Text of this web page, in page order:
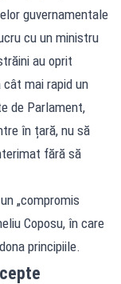
guvernamentale
cu un ministru
au oprit
mai rapid un
de Parlament,
în țară, nu să
fără să
„compromis
Coposu, în care
principiile.